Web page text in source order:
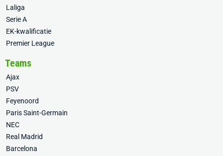
Laliga
Serie A
EK-kwalificatie
Premier League
Teams
Ajax
PSV
Feyenoord
Paris Saint-Germain
NEC
Real Madrid
Barcelona